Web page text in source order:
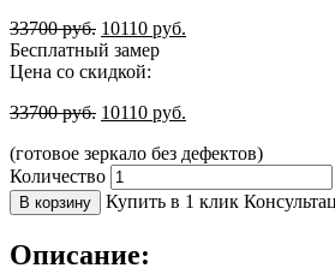
33700руб. 10110 руб.
Бесплатный замер
Цена со скидкой:
33700руб. 10110 руб.
(готовое зеркало без дефектов)
Количество
В корзину Купить в 1 клик
Описание: